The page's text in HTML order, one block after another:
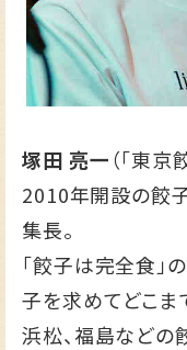
塚田 亮一（「東
2010年開設の餃
集長。
「餃子は完全食」
子を求めてどこま
浜松、福島などの